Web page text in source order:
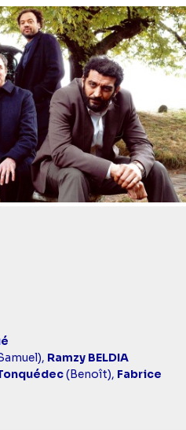
aux -10 ans
Ramzy BELDIA
(Benoît), Fabrice